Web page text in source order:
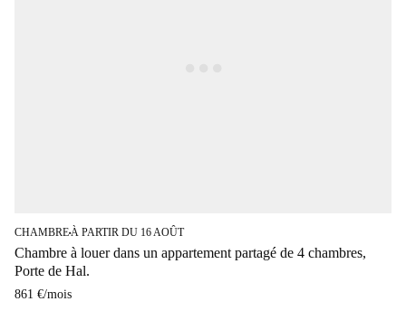
CHAMBRE■À PARTIR DU 16 AOÛT
Chambre à louer dans un appartement partagé de 4 chambres,
Porte de Hal.
861 €/mois